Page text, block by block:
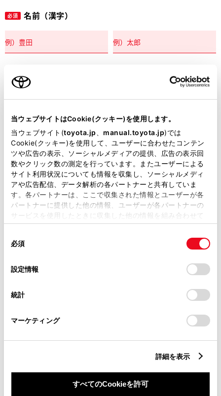
当ウェブサイトはCookie(クッキー)を使用します。
当ウェブサイト(toyota.jp manual.toyota.jp)では
Cookie(クッキー)を使用して、ユーザーに合わせたコンテン
ツや広告の表示、ソーシャルメディアの提供、広告の表示回
数やクリック数の測定を行っています。またユーザーによる
サイト利用状況についても情報を収集し、ソーシャルメディ
アや広告配信、データ解析の各パートナーと共有していま
す。各パートナーは、ここで収集された情報とユーザーが各
パートナーに提供した他の情報、ユーザーが各パートナーの
サービスを使用したときに収集した他の情報を組み合わせて
使用することがあります。当ウェブサイトの使用を続行する
デバイスにすべてのCookie(クッキー)が保存されることに同
意したことになります。Cookie(クッキー)のオプトアウト、
設定の変更、同意を撤回したりするにあたっては、当社の
「Cookie（クッキー）情報の取り扱いについて
」をご覧くだ
必須
設定情報
統計
マーケティング
詳細を表示
すべてのCookieを許可
必須 名前（漢字）
必須 名前（カナ）
必須 郵便番号
住所自動入力
必須 都道府県
必須 市区町村名
丁目番地